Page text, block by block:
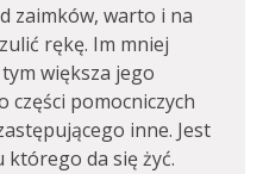
zaimków, warto i na
rękę. Im mniej
większa jego
części pomocniczych
inne. Jest
da się żyć.